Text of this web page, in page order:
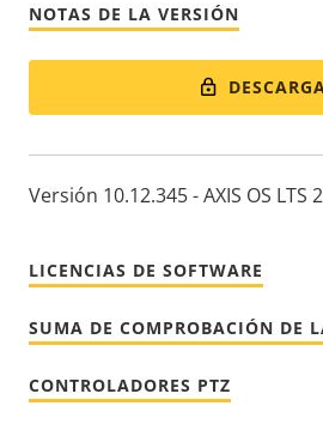
NOTAS DE LA VERSIÓN
Versión 10.12.345 - AXIS OS LTS
LICENCIAS DE SOFTWARE
SUMA DE COMPROBACIÓN DE
CONTROLADORES PTZ